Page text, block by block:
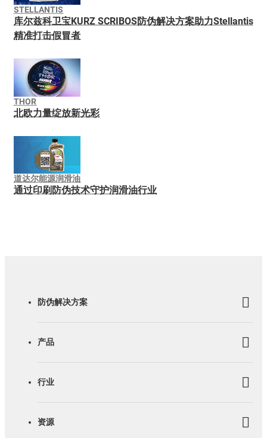
STELLANTIS
库尔兹科卫宝KURZ SCRIBOS防伪解决方案助力Stellantis
精准打击假冒者
THOR
北欧力量绽放新光彩
道达尔能源润滑油
通过印刷防伪技术守护润滑油行业
防伪解决方案
产品
行业
资源